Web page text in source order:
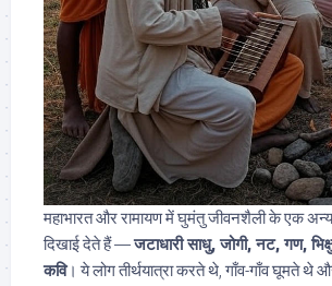
महाभारत और रामायण में घुमंतु जीवनशैली के एक अन्य
दिखाई देते हैं —जटाधारी साधु, जोगी, नट, गण,
कवि। ये लोग तीर्थयात्रा करते थे, गाँव-गाँव घूमते थे